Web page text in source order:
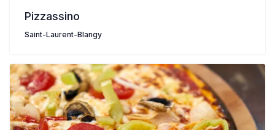
Pizzassino
Saint-Laurent-Blangy